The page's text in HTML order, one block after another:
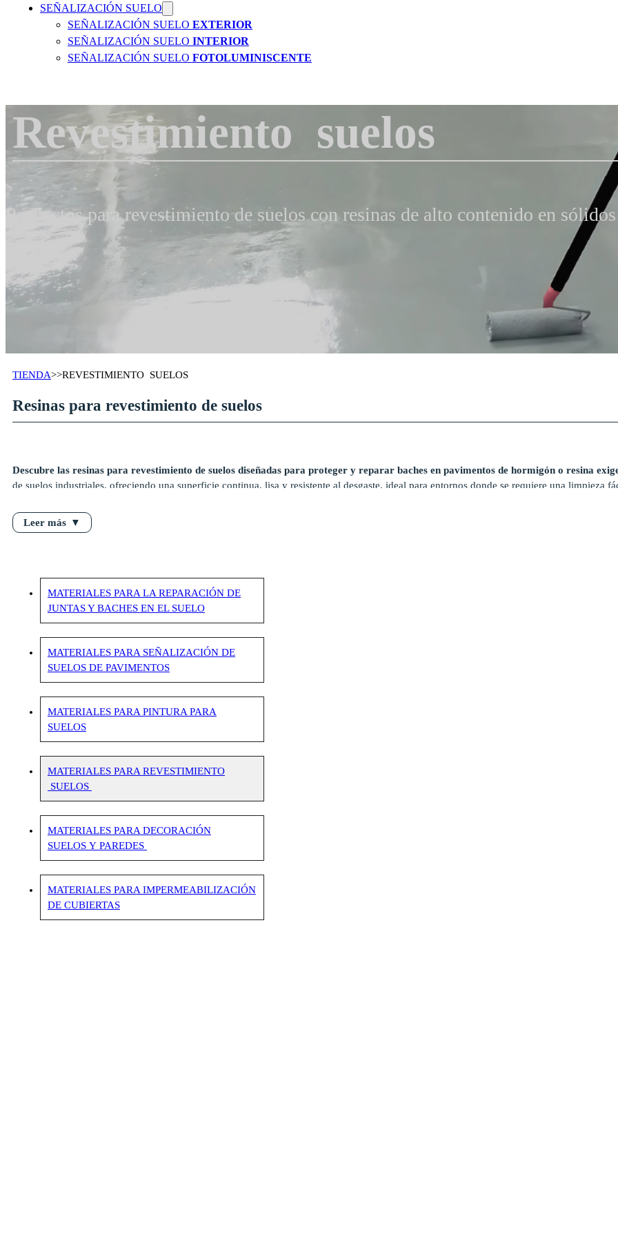
SEÑALIZACIÓN SUELO
SEÑALIZACIÓN SUELO EXTERIOR
SEÑALIZACIÓN SUELO INTERIOR
SEÑALIZACIÓN SUELO FOTOLUMINISCENTE
Revestimiento suelos
Productos para revestimiento de suelos con resinas de alto contenido en
TIENDA>>REVESTIMIENTO SUELOS
Resinas para revestimiento de suelos
Descubre las resinas para revestimiento de suelos diseñadas para proteger y reparar baches en pavimentos de hormigón o resina
de suelos industriales, ofreciendo una superficie continua, lisa y resistente al desgaste, ideal para entornos donde se requiere una limpieza
sobre soportes porosos o irregulares, mejorando notablemente la adherencia del sistema de revestimiento y garantizando un resultado
y las capas superiores. Para el tratamiento de juntas, fisuras o detalles constructivos, el mortero para juntas
▼
SEÑALIZACIÓN DE
SUELOS
PINTURA PARA
SUELOS
REVESTIMIENTO
SUELOS
DECORACIÓN
SUELOS Y PAREDES
IMPERMEABILIZACIÓN
DE CUBIERTAS